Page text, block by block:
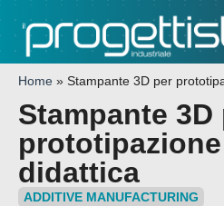
Home » Stampante 3D per
Stampante 3D
didattica
ADDITIVE MANUFACTURING